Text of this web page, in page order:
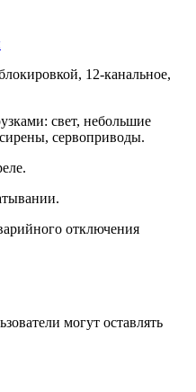
12-канальное,
свет, небольшие
сервоприводы.
отключения
могут оставлять